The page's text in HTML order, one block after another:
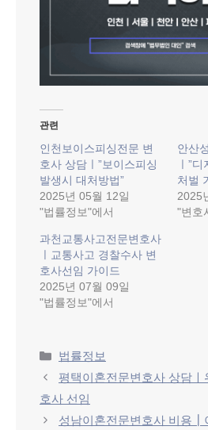
관련
인천보이스피싱전문 변
호사 상담ㅣ”보이스피싱
발생시 대처방법”
2025년 05월 12일
"법률정보"에서
안산
ㅣ”
처벌
2025
"변호
과천교통사고전문변호사
ㅣ교통사고 경찰수사 변
호사선임 가이드
2025년 07월 09일
"법률정보"에서
Categories
법률정보
평택이혼전문변호사 상담ㅣ
호사 선임
성남이혼전문변호사 비용┃